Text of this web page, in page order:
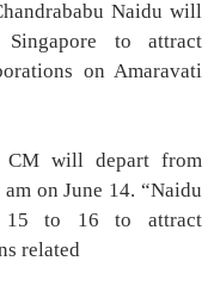
Naidu will
to attract
on Amaravati
CM will depart from
on June 14. “Naidu
15 to 16 to attract
related